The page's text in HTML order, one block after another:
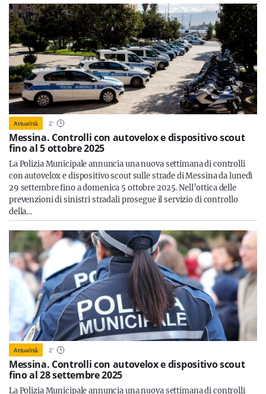
Attualità 2'
Messina. Controlli con autovelox e dispositivo scout
fino al 5 ottobre 2025
La Polizia Municipale annuncia una nuova settimana di controlli
con autovelox e dispositivo scout sulle strade di Messina da lunedì
29 settembre fino a domenica 5 ottobre 2025. Nell’ottica delle
prevenzioni di sinistri stradali prosegue il servizio di controllo
della…
Attualità 2'
Messina. Controlli con autovelox e dispositivo scout
fino al 28 settembre 2025
La Polizia Municipale annuncia una nuova settimana di controlli